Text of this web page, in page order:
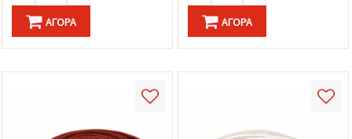
ΑΓΟΡΆ ΑΓΟΡΆ